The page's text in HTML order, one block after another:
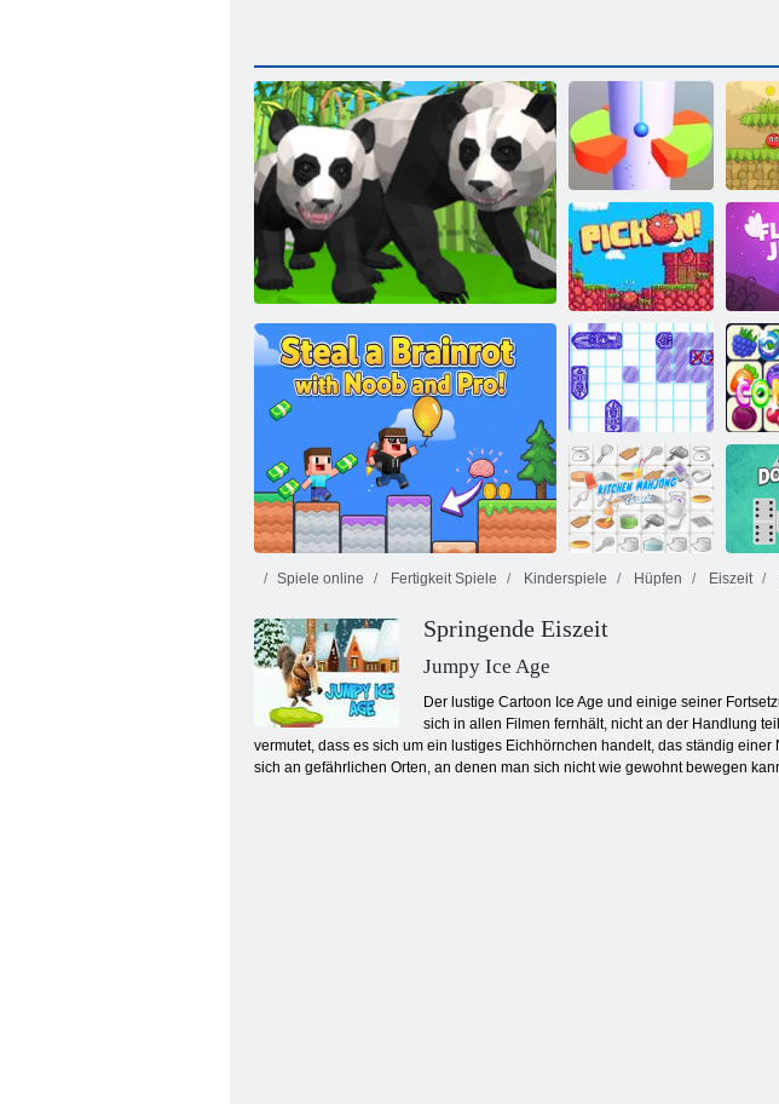
Panda Simulator 3d
Helixballsprung
Pichon: Der
Hüpfvogel
Stehlen Sie mit Noob und Pro einen
Brainrot!
Schiffe
Versenken
Küche Mahjong
Spiele online Fertigkeit Spiele Kinderspiele Hüpfen Eiszeit
Springende Eiszeit
Jumpy Ice Age
Der lustige Cartoon Ice Age und einige seiner
sich in allen Filmen fernhält, nicht an der Handlung
vermutet, dass es sich um ein lustiges Eichhörnchen handelt, das ständig
sich an gefährlichen Orten, an denen man sich nicht wie gewohnt bewegen